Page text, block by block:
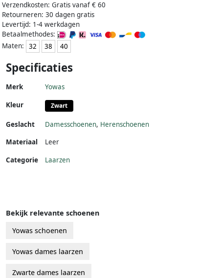
Verzendkosten: Gratis vanaf € 60
Retourneren: 30 dagen gratis
Levertijd: 1-4 werkdagen
Betaalmethodes:
Maten:
32 38 40
Specificaties
Merk Yowas
Kleur Zwart
Geslacht Damesschoenen, Herenschoenen
Materiaal
Leer
Categorie Laarzen
Bekijk relevante schoenen
Yowas schoenen
Yowas dames laarzen
Zwarte dames laarzen